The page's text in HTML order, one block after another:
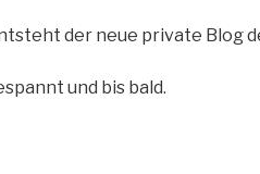
der neue private Blog
und bis bald.